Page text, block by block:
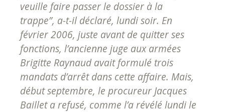
veuille faire passer le dossier à la
trappe”, a-t-il déclaré, lundi soir. En
février 2006, juste avant de quitter ses
fonctions, l’ancienne juge aux armées
Brigitte Raynaud avait formulé trois
mandats d’arrêt dans cette affaire. Mais,
début septembre, le procureur Jacques
Baillet a refusé, comme l’a révélé lundi le